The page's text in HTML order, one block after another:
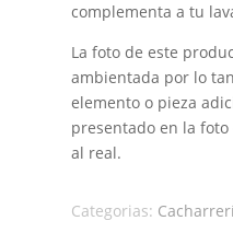
complementa a tu
La foto de este
ambientada por lo
elemento o pieza
presentado en la
al real.
Categorias: